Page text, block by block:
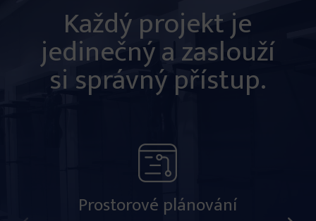
Každý projekt je
jedinečný a zaslouží
si správný přístup.
Prostorové plánování